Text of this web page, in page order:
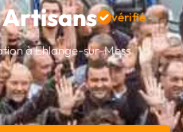
vérifié
à Ehlange-sur-Mess